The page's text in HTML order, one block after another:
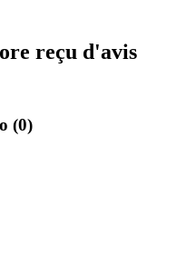
reçu d'avis
(0)